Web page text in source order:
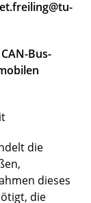
Bus-
die
dieses
die